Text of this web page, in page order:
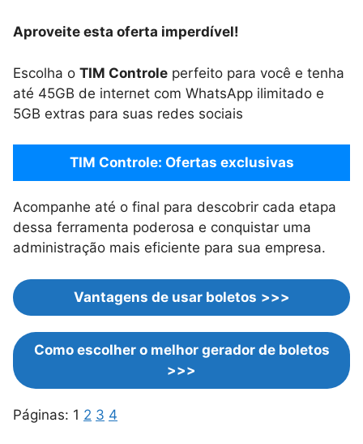
Aproveite esta oferta imperdível!
Escolha o TIM Controle perfeito para você e tenha
até 45GB de internet com WhatsApp ilimitado e
5GB extras para suas redes sociais
TIM Controle: Ofertas exclusivas
Acompanhe até o final para descobrir cada etapa
dessa ferramenta poderosa e conquistar uma
administração mais eficiente para sua empresa.
Vantagens de usar boletos >>>
Como escolher o melhor gerador de boletos
>>>
Páginas: 1 2 3 4